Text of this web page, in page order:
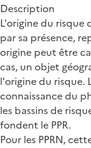
Description
L'origine du risque
par sa présence,
origine peut être
cas, un objet
l'origine du risque.
connaissance du
les bassins de
fondent le PPR.
Pour les PPRN,